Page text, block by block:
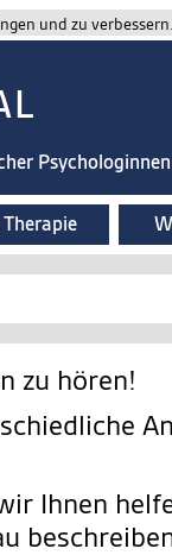
und zu
zu hören!
Ihnen